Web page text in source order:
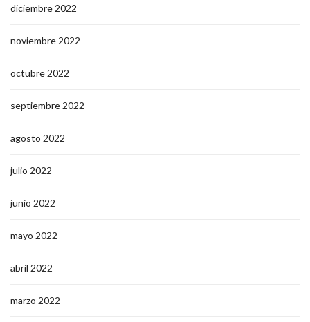
diciembre 2022
noviembre 2022
octubre 2022
septiembre 2022
agosto 2022
julio 2022
junio 2022
mayo 2022
abril 2022
marzo 2022